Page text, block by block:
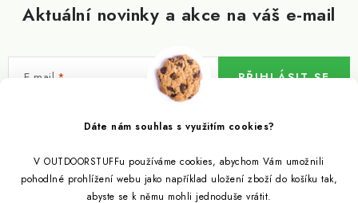
Dáte nám souhlas s využitím cookies?
V OUTDOORSTUFFu používáme cookies, abychom Vám umožnili
pohodlné prohlížení webu jako například uložení zboží do košíku tak,
abyste se k němu mohli jednoduše vrátit.
Aktuální novinky a akce na váš e-mail
E-mail
Vložením e-mailu souhlasíte spodmínkami ochrany osobních údajů
PŘIHLÁSIT SE
Informace pro vás